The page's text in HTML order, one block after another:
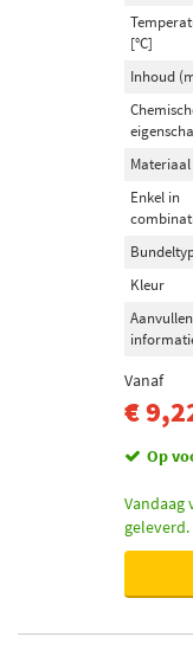
Ajusa (63)
Payen (21)
Categorieën
Op voorraad (107)
Niet op voorraad
[°C]
Inhoud
Materiaal
Enkel in
Kleur
Vanaf
€
Op
Vandaag
geleverd.